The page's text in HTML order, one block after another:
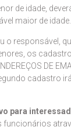
de idade,
maior de idade.
o responsável,
os
DE
cadastro
para
funcionários